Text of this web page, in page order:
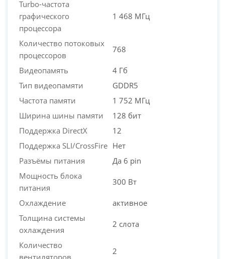
Turbo-частота
графического
процессора
1 468 МГц
Количество потоковых
процессоров
768
Видеопамять
4 Гб
Тип видеопамяти
GDDR5
Частота памяти
1 752 МГц
Ширина шины памяти
128 бит
Поддержка DirectX
12
Поддержка SLI/CrossFire Нет
Разъёмы питания
Да 6 pin
Мощность блока
питания
300 Вт
Охлаждение
активное
Толщина системы
охлаждения
2 слота
Количество
вентиляторов
2